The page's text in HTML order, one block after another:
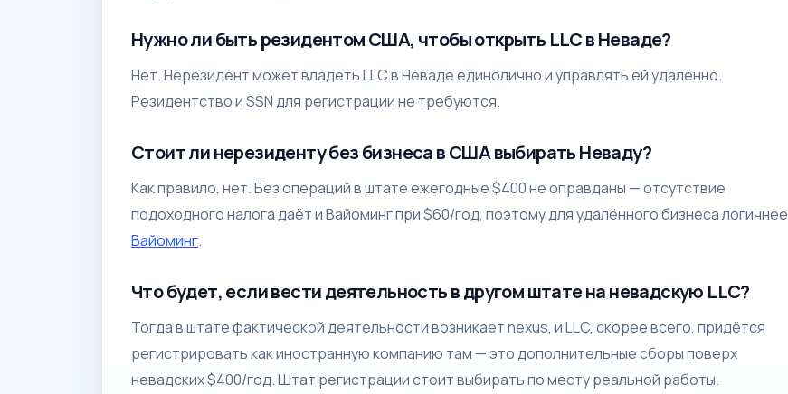
Нужно ли быть резидентом США, чтобы открыть LLC в Неваде?
Нет. Нерезидент может владеть LLC в Неваде единолично и управлять ей удалённо.
Резидентство и SSN для регистрации не требуются.
Стоит ли нерезиденту без бизнеса в США выбирать Неваду?
Как правило, нет. Без операций в штате ежегодные $400 не оправданы — отсутствие
подоходного налога даёт и Вайоминг при $60/год, поэтому для удалённого бизнеса логичнее
Вайоминг.
Что будет, если вести деятельность в другом штате на невадскую LLC?
Тогда в штате фактической деятельности возникает nexus, и LLC, скорее всего, придётся
регистрировать как иностранную компанию там — это дополнительные сборы поверх
невадских $400/год. Штат регистрации стоит выбирать по месту реальной работы.